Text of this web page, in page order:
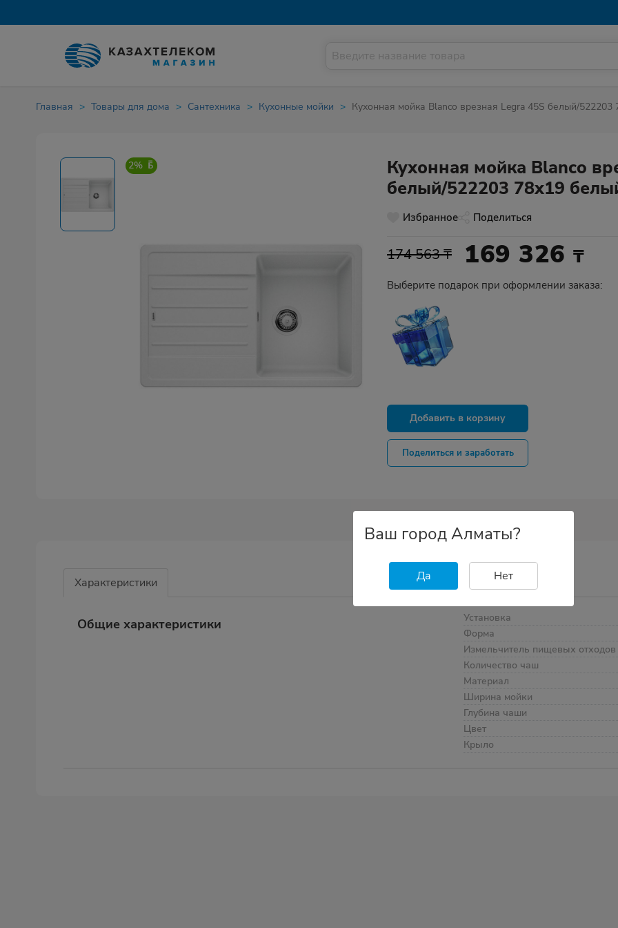
Главная Товары для дома Сантехника Кухонные мойки Кухонная мойка Blanco врезная Legra 45S белый/522203
2%
Кухонная мойка Blanco
белый/522203 78x19
Избранное Поделиться
174 563 ₸ 169 326 ₸
Выберите подарок при оформлении заказа:
Добавить в корзину
Поделиться и заработать
Характеристики
Общие характеристики Установка
Форма
Измельчитель пищевых отходов
Количество чаш
Материал
Ширина мойки
Глубина чаши
Цвет
Крыло
Ваш город Алматы?
Да Нет